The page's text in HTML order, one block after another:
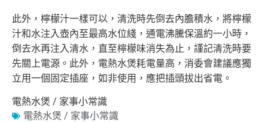
此外，檸檬汁一樣可以，清洗時先倒去內膽積水， 將檸檬
汁和水注入壺內至最高水位綫，通電沸騰保溫約一小時，
倒去水再注入清水，直至檸檬味消失為止， 謹記清洗時要
先關上電源。此外，電熱水煲耗電量高， 消委會建議應獨
立用一個固定插座，如非使用，應把插頭拔出省電。
電熱水煲 / 家事小常識
電熱水煲 / 家事小常識